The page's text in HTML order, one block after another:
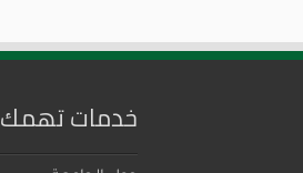
خدمات تهمك